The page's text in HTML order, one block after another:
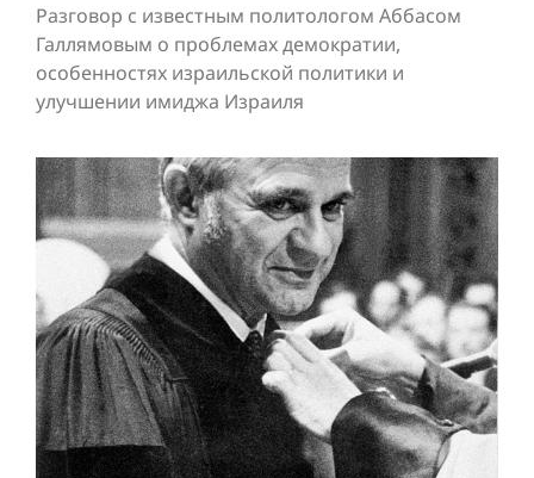
Разговор с известным политологом Аббасом
Галлямовым о проблемах демократии,
особенностях израильской политики и
улучшении имиджа Израиля